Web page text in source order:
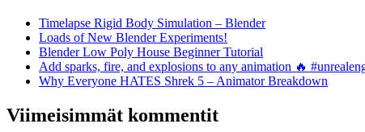
Timelapse Rigid Body Simulation – Blender
Loads of New Blender Experiments!
Blender Low Poly House Beginner Tutorial
Add sparks, fire, and explosions to any animation 🔥
Why Everyone HATES Shrek 5 – Animator Breakdown
Viimeisimmät kommentit